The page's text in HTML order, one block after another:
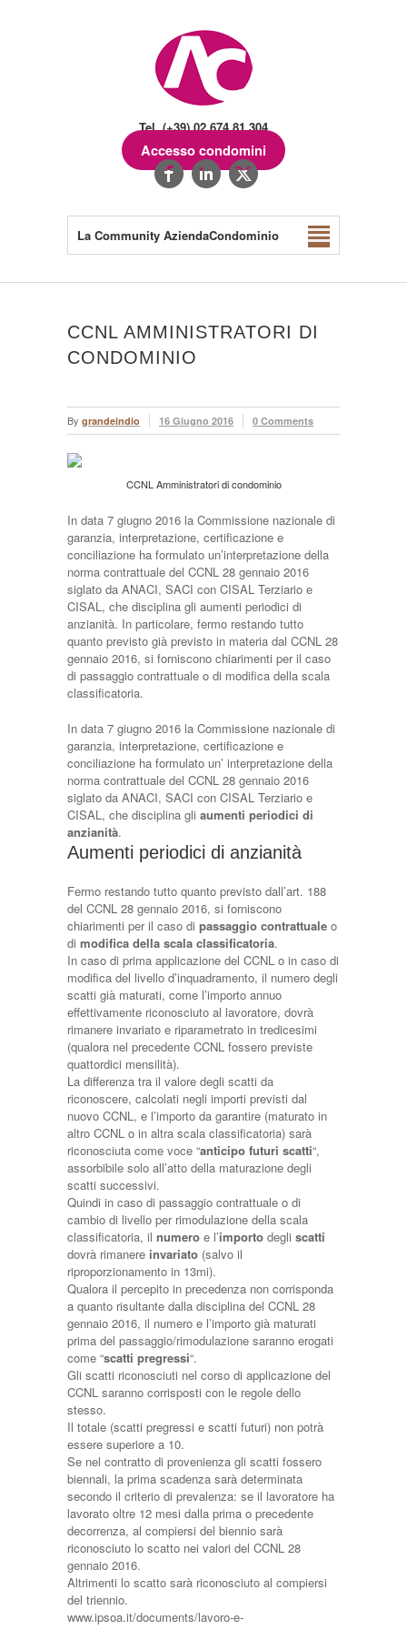
Tel. (+39) 02.674.81.304
Accesso condomini
La Community AziendaCondominio
CCNL AMMINISTRATORI DI
CONDOMINIO
By grandeindio 16 Giugno 2016 0 Comments
CCNL Amministratori di condominio
In data 7 giugno 2016 la Commissione nazionale di
garanzia, interpretazione, certificazione e
conciliazione ha formulato un’interpretazione della
norma contrattuale del CCNL 28 gennaio 2016
siglato da ANACI, SACI con CISAL Terziario e
CISAL, che disciplina gli aumenti periodici di
anzianità. In particolare, fermo restando tutto
quanto previsto già previsto in materia dal CCNL 28
gennaio 2016, si forniscono chiarimenti per il caso
di passaggio contrattuale o di modifica della scala
classificatoria.
In data 7 giugno 2016 la Commissione nazionale di
garanzia, interpretazione, certificazione e
conciliazione ha formulato un’ interpretazione della
norma contrattuale del CCNL 28 gennaio 2016
siglato da ANACI, SACI con CISAL Terziario e
CISAL, che disciplina gli aumenti periodici di
anzianità.
Aumenti periodici di anzianità
Fermo restando tutto quanto previsto dall’art. 188
del CCNL 28 gennaio 2016, si forniscono
chiarimenti per il caso di passaggio contrattuale o
di modifica della scala classificatoria.
In caso di prima applicazione del CCNL o in caso di
modifica del livello d’inquadramento, il numero degli
scatti già maturati, come l’importo annuo
effettivamente riconosciuto al lavoratore, dovrà
rimanere invariato e riparametrato in tredicesimi
(qualora nel precedente CCNL fossero previste
quattordici mensilità).
La differenza tra il valore degli scatti da
riconoscere, calcolati negli importi previsti dal
nuovo CCNL, e l’importo da garantire (maturato in
altro CCNL o in altra scala classificatoria) sarà
riconosciuta come voce “anticipo futuri scatti“,
assorbibile solo all’atto della maturazione degli
scatti successivi.
Quindi in caso di passaggio contrattuale o di
cambio di livello per rimodulazione della scala
classificatoria, il numero e l’importo degli scatti
dovrà rimanere invariato (salvo il
riproporzionamento in 13mi).
Qualora il percepito in precedenza non corrisponda
a quanto risultante dalla disciplina del CCNL 28
gennaio 2016, il numero e l’importo già maturati
prima del passaggio/rimodulazione saranno erogati
come “scatti pregressi“.
Gli scatti riconosciuti nel corso di applicazione del
CCNL saranno corrisposti con le regole dello
stesso.
Il totale (scatti pregressi e scatti futuri) non potrà
essere superiore a 10.
Se nel contratto di provenienza gli scatti fossero
biennali, la prima scadenza sarà determinata
secondo il criterio di prevalenza: se il lavoratore ha
lavorato oltre 12 mesi dalla prima o precedente
decorrenza, al compiersi del biennio sarà
riconosciuto lo scatto nei valori del CCNL 28
gennaio 2016.
Altrimenti lo scatto sarà riconosciuto al compiersi
del triennio.
www.ipsoa.it/documents/lavoro-e-